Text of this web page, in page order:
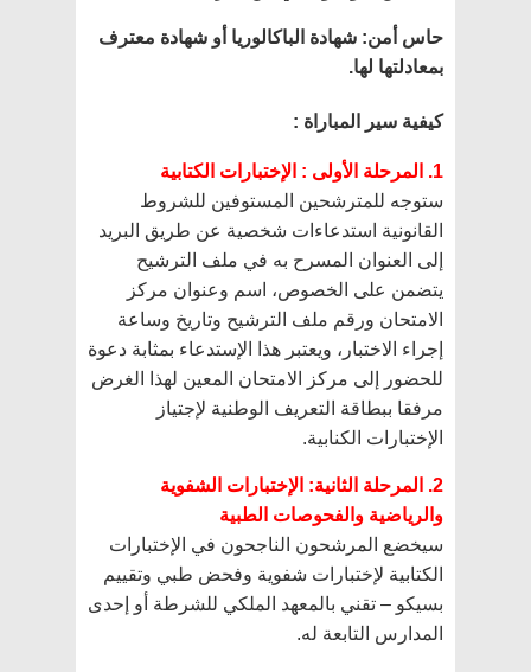
حاس أمن: شهادة الباكالوريا أو شهادة معترف
بمعادلتها لها.
كيفية سير المباراة :
1.
المرحلة الأولى : الإختبارات الكتابية
ستوجه للمترشحين المستوفين للشروط
القانونية استدعاءات شخصية عن طريق البريد
إلى العنوان المسرح به في ملف الترشيح
يتضمن على الخصوص، اسم وعنوان مركز
الامتحان ورقم ملف الترشيح وتاريخ وساعة
إجراء الاختبار، ويعتبر هذا الإستدعاء بمثابة دعوة
للحضور إلى مركز الامتحان المعين لهذا الغرض
مرفقا ببطاقة التعريف الوطنية لإجتياز
الإختبارات الكنابية.
2.
المرحلة الثانية: الإختبارات الشفوية
والرياضية والفحوصات الطبية
سيخضع المرشحون الناجحون في الإختبارات
الكتابية لإختبارات شفوية وفحض طبي وتقييم
بسيكو – تقني بالمعهد الملكي للشرطة أو إحدى
المدارس التابعة له.